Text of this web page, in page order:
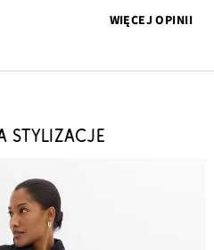
WIĘCEJ OPINII
STYLIZACJE